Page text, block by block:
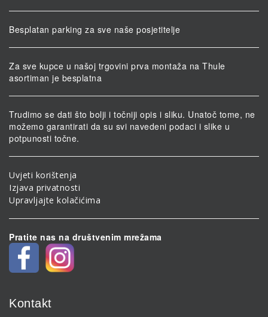
Besplatan parking za sve naše posjetitelje
Za sve kupce u našoj trgovini prva montaža na Thule
asortiman je besplatna
Trudimo se dati što bolji i točniji opis i sliku. Unatoč tome, ne
možemo garantirati da su svi navedeni podaci i slike u
potpunosti točne.
Uvjeti korištenja
Izjava privatnosti
Upravljajte kolačićima
Pratite nas na društvenim mrežama
Kontakt